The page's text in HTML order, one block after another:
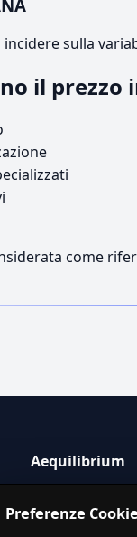
sulla
il prezzo
come
Aequilibrium
servizi in Italia.
Preferenze Cookie